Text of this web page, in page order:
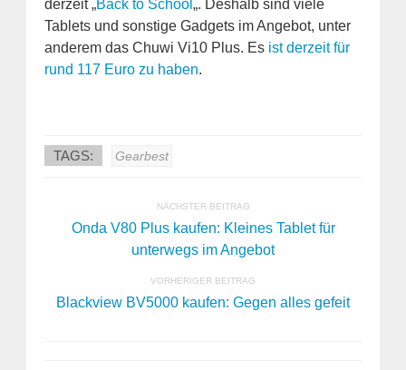
derzeit „Back to School „. Deshalb sind viele
Tablets und sonstige Gadgets im Angebot, unter
anderem das Chuwi Vi10 Plus. Es ist derzeit für
rund 117 Euro zu haben.
TAGS: Gearbest
NÄCHSTER BEITRAG
Onda V80 Plus kaufen: Kleines Tablet für
unterwegs im Angebot
VORHERIGER BEITRAG
Blackview BV5000 kaufen: Gegen alles gefeit